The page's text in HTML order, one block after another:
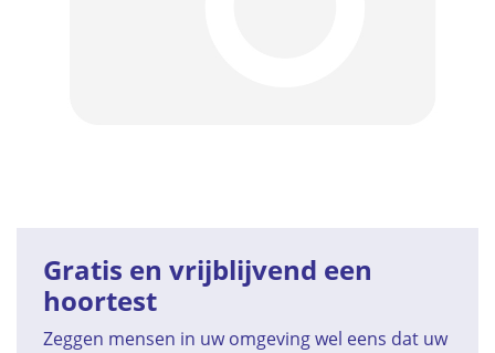
Gratis en vrijblijvend een
hoortest
Zeggen mensen in uw omgeving wel eens dat uw